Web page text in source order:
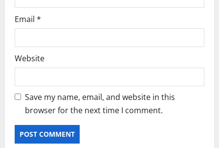
Email *
Website
Save my name, email, and website in this
browser for the next time I comment.